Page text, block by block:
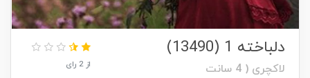
دلباخته 1 (13490)
لاکچری ( 4 سانت از 2 رای